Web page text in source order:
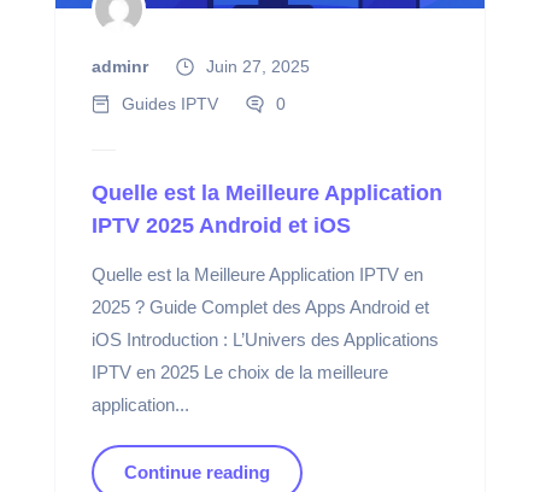
adminr
Juin 27, 2025
Guides IPTV
0
Quelle est la Meilleure Application
IPTV 2025 Android et iOS
Quelle est la Meilleure Application IPTV en
2025 ? Guide Complet des Apps Android et
iOS Introduction : L’Univers des Applications
IPTV en 2025 Le choix de la meilleure
application...
Continue reading